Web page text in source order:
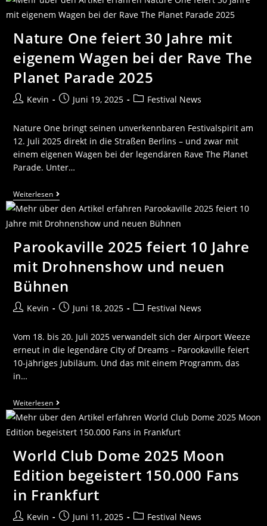
Nature One feiert 30 Jahre mit
eigenem Wagen bei der Rave The
Planet Parade 2025
Kevin Juni 19, 2025 Festival News
Nature One bringt seinen unverkennbaren Festivalspirit am
12. Juli 2025 direkt in die Straßen Berlins – und zwar mit
einem eigenen Wagen bei der legendären Rave The Planet
Parade. Unter…
Weiterlesen
Parookaville 2025 feiert 10 Jahre
mit Drohnenshow und neuen
Bühnen
Kevin Juni 18, 2025 Festival News
Vom 18. bis 20. Juli 2025 verwandelt sich der Airport Weeze
erneut in die legendäre City of Dreams – Parookaville feiert
10-jähriges Jubiläum. Und das mit einem Programm, das
in…
Weiterlesen
World Club Dome 2025 Moon
Edition begeistert 150.000 Fans
in Frankfurt
Kevin Juni 11, 2025 Festival News